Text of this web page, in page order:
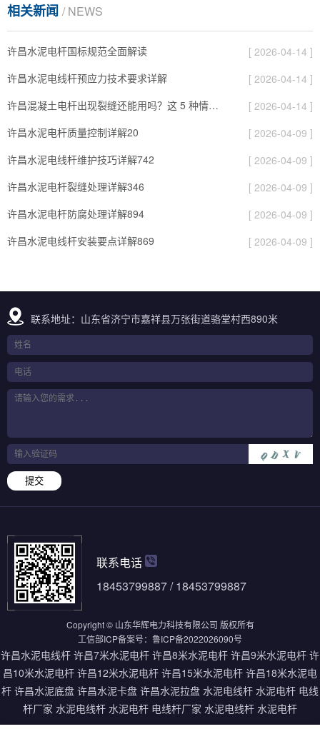
相关新闻 / NEWS
许昌水泥电杆国标规范全面解读
[ 2026-04-14 ]
许昌水泥电线杆预应力技术要求详解
[ 2026-04-14 ]
许昌混凝土电杆出现裂缝还能用吗？这 5 种情况要报废
[ 2026-04-14 ]
许昌水泥电杆质量控制详解20
[ 2026-04-09 ]
许昌水泥电线杆维护技巧详解742
[ 2026-04-09 ]
许昌水泥电杆裂缝处理详解346
[ 2026-04-09 ]
许昌水泥电杆防腐处理详解894
[ 2026-04-09 ]
许昌水泥电线杆安装要点详解869
[ 2026-04-09 ]
联系地址：山东省济宁市嘉祥县万张街道骆堂村西890米
提交
联系电话
18453799887 / 18453799887
Copyright © 山东华辉电力科技有限公司 版权所有
工信部ICP备案号： 鲁ICP备2022026090号
许昌水泥电线杆 许昌7米水泥电杆 许昌8米水泥电杆 许昌9米水泥电杆 许
昌10米水泥电杆 许昌12米水泥电杆 许昌15米水泥电杆 许昌18米水泥电
杆 许昌水泥底盘 许昌水泥卡盘 许昌水泥拉盘 水泥电线杆 水泥电杆 电线
杆厂家 水泥电线杆 水泥电杆 电线杆厂家 水泥电线杆 水泥电杆